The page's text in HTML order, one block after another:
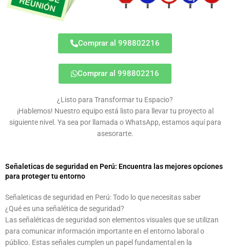
Comprar al 998802216
Comprar al 998802216
¿Listo para Transformar tu Espacio?
¡Hablemos! Nuestro equipo está listo para llevar tu proyecto al
siguiente nivel. Ya sea por llamada o WhatsApp, estamos aquí para
asesorarte.
Señaleticas de seguridad en Perú: Encuentra las mejores opciones
para proteger tu entorno
Señaleticas de seguridad en Perú: Todo lo que necesitas saber
¿Qué es una señalética de seguridad?
Las señaléticas de seguridad son elementos visuales que se utilizan
para comunicar información importante en el entorno laboral o
público. Estas señales cumplen un papel fundamental en la